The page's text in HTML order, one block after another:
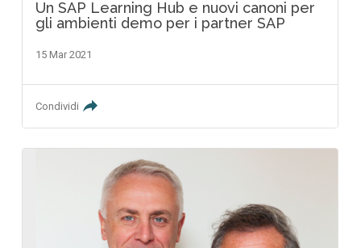
Un SAP Learning Hub e nuovi canoni per
gli ambienti demo per i partner SAP
15 Mar 2021
Condividi